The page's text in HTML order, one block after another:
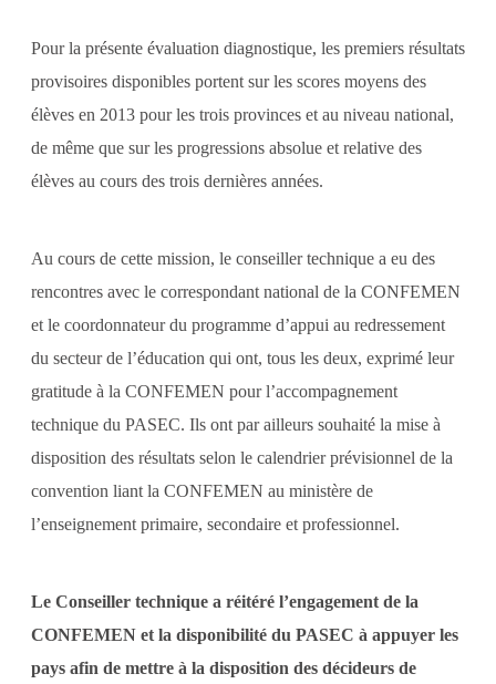
Pour la présente évaluation diagnostique, les premiers résultats
provisoires disponibles portent sur les scores moyens des
élèves en 2013 pour les trois provinces et au niveau national,
de même que sur les progressions absolue et relative des
élèves au cours des trois dernières années.
Au cours de cette mission, le conseiller technique a eu des
rencontres avec le correspondant national de la CONFEMEN
et le coordonnateur du programme d’appui au redressement
du secteur de l’éducation qui ont, tous les deux, exprimé leur
gratitude à la CONFEMEN pour l’accompagnement
technique du PASEC. Ils ont par ailleurs souhaité la mise à
disposition des résultats selon le calendrier prévisionnel de la
convention liant la CONFEMEN au ministère de
l’enseignement primaire, secondaire et professionnel.
Le Conseiller technique a réitéré l’engagement de la
CONFEMEN et la disponibilité du PASEC à appuyer les
pays afin de mettre à la disposition des décideurs de